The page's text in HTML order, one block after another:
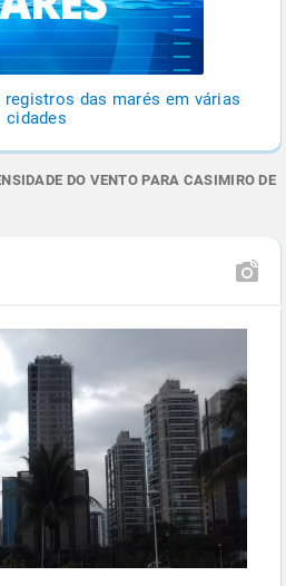
das marés em várias
cidades
DO VENTO PARA CASIMIRO DE